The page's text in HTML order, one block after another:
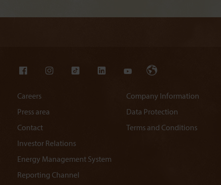
Careers
Press area
Contact
Investor Relations
Energy Management System
Reporting Channel
Company Information
Data Protection
Terms and Conditions